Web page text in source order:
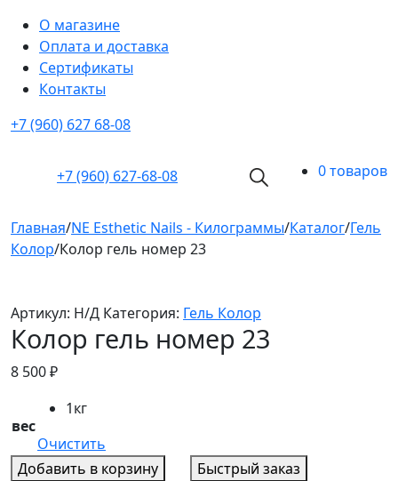
О магазине
Оплата и доставка
Cертификаты
Контакты
+7 (960) 627 68-08
+7 (960) 627-68-08 0 товаров
Главная/NE Esthetic Nails - Килограммы/Каталог/Гель
Колор/Колор гель номер 23
Артикул: Н/Д Категория: Гель Колор
Колор гель номер 23
8 500₽
вес
1кг
Очистить
Добавить в корзину
Быстрый заказ